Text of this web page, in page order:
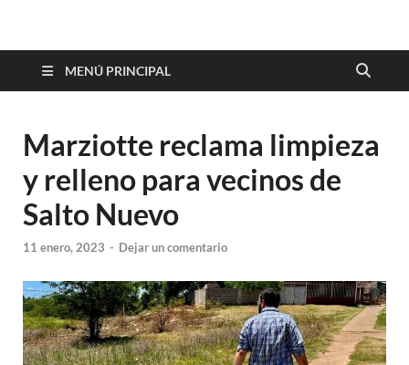
10minutos.com.uy
MENÚ PRINCIPAL
Marziotte reclama limpieza
y relleno para vecinos de
Salto Nuevo
11 enero, 2023 - Dejar un comentario